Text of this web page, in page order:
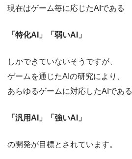
現在はゲーム毎に応じたAIである
「特化AI」「弱いAI」
しかできていないそうですが、
ゲームを通じたAIの研究により、
あらゆるゲームに対応したAIである
「汎用AI」「強いAI」
の開発が目標とされています。